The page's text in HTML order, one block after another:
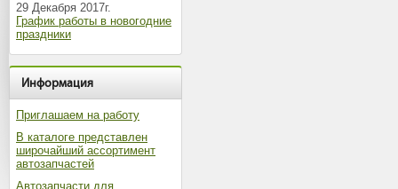
29 Декабря 2017г.
График работы в новогодние
праздники
Информация
Приглашаем на работу
В каталоге представлен
широчайший ассортимент
автозапчастей
Автозапчасти для